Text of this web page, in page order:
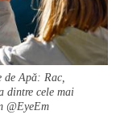
Apă: Rac,
dintre cele mai
@EyeEm